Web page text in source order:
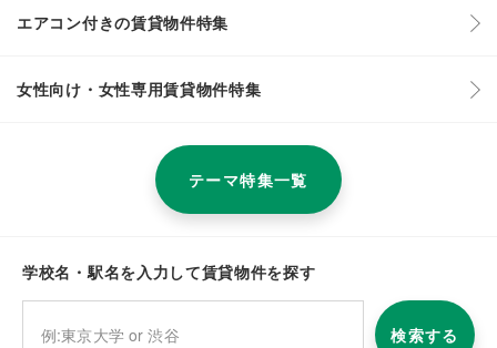
エアコン付きの賃貸物件特集
女性向け・女性専用賃貸物件特集
テーマ特集一覧
学校名・駅名を入力して賃貸物件を探す
検索する